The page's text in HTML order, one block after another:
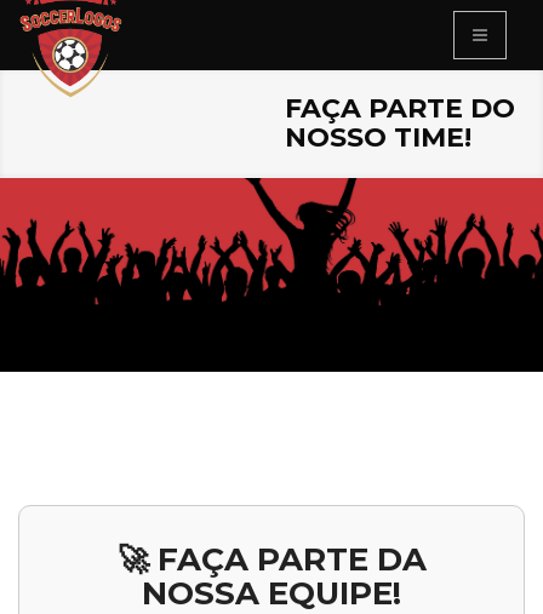
FAÇA PARTE DO
NOSSO TIME!
🚀 FAÇA PARTE DA
NOSSA EQUIPE!